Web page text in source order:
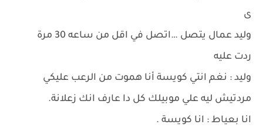
ى
وليد عمال يتصل …اتصل في اقل من ساعه 30 مرة
ردت عليه
وليد : نغم انتي كويسة أنا هموت من الرعب عليكي
مردتيش ليه علي موبيلك كل دا عارف انك زعلانة.
انا بعياط : انا كويسة .